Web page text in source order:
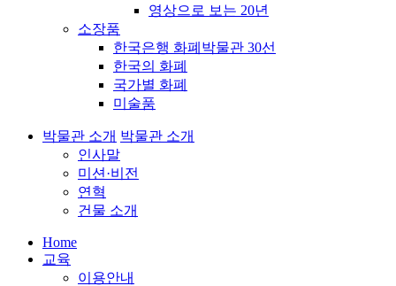
영상으로 보는 20년
소장품
한국은행 화폐박물관 30선
한국의 화폐
국가별 화폐
미술품
박물관 소개 박물관 소개
인사말
미션·비전
연혁
건물 소개
Home
교육
이용안내